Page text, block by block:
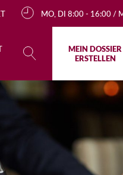
MO, DI 8:00 - 16:00 /
MEIN DOSSIER
ERSTELLEN